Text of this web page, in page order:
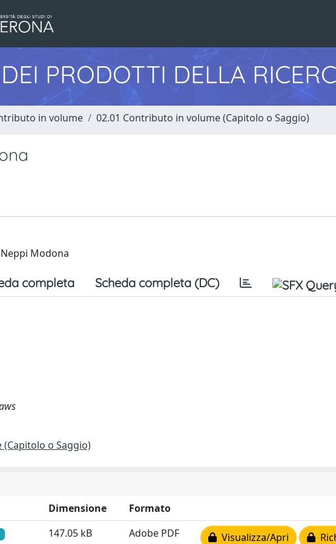
PRODOTTI DELLA
in volume 02.01 Contributo in volume (Capitolo o Saggio)
Modona
completa Scheda completa (DC)
o Saggio)
Dimensione
Formato
147.05 kB Adobe PDF Visualizza/Apri